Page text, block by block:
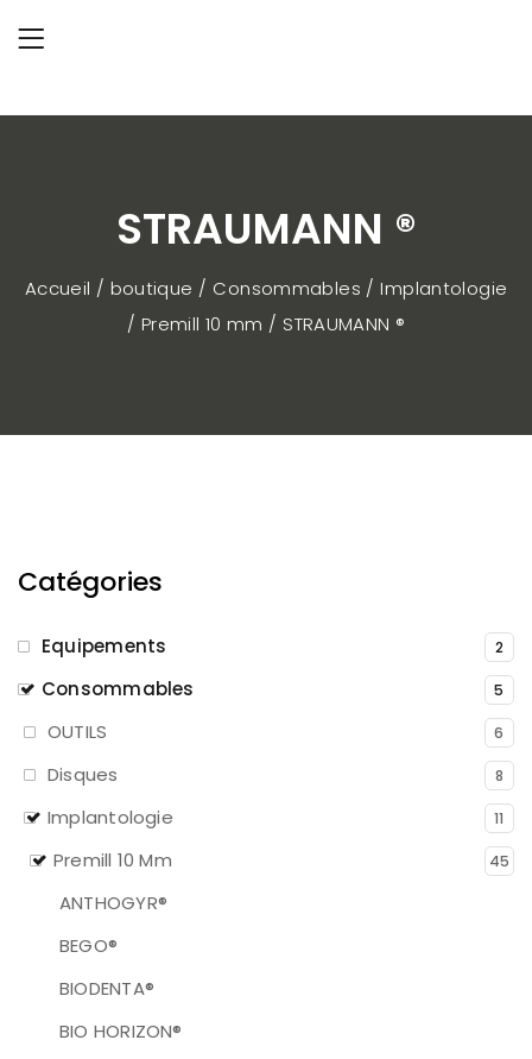
STRAUMANN ®
Accueil / boutique Consommables
Implantologie
Premill 10 mm
STRAUMANN ®
Catégories
Equipements 2
Consommables 5
OUTILS 6
Disques 8
Implantologie 11
Premill 10 Mm 45
ANTHOGYR®
BEGO®
BIODENTA®
BIO HORIZON®